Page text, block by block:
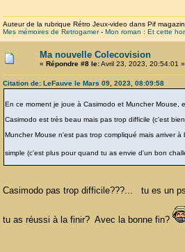
Auteur de la rubrique Rétro Jeux-video dans Pif
Mes mémoires de Retrogamer- Mon roman : Et cette
Ma nouvelle Colecovision
« Répondre #8 le:Avril 23, 2023, 20:54:01 »
Citation de: LeFauve le Mars 09, 2023, 08:09:58
En ce moment je joue à Casimodo et Muncher Mouse,
Casimodo est très beau mais pas trop difficile (c'est
Muncher Mouse n'est pas trop compliqué mais arriver
simple (c'est plus pour quand tu as envie d'un bon
Casimodo pas trop difficile???... tu es un
tu as réussi à la finir? Avec la bonne fin?